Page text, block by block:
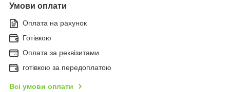
Умови оплати
Оплата на рахунок
Готівкою
Оплата за реквізитами
готівкою за передоплатою
Всі умови оплати